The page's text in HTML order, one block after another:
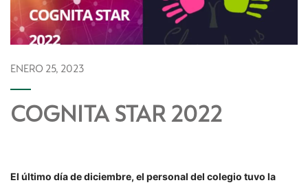
ENERO 25, 2023
COGNITA STAR 2022
El último día de diciembre, el personal del colegio tuvo la